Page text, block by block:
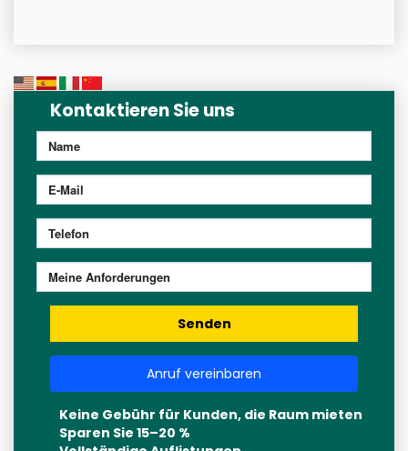
Kontaktieren Sie uns
Senden
Anruf vereinbaren
Keine Gebühr für Kunden, die Raum mieten
Sparen Sie 15–20 %